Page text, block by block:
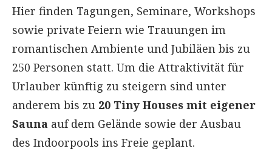
Hier finden Tagungen, Seminare, Workshops
sowie private Feiern wie Trauungen im
romantischen Ambiente und Jubiläen bis zu
250 Personen statt. Um die Attraktivität für
Urlauber künftig zu steigern sind unter
anderem bis zu 20 Tiny Houses mit eigener
Sauna auf dem Gelände sowie der Ausbau
des Indoorpools ins Freie geplant.